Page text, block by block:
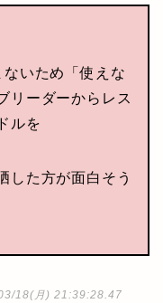
いため「使えな
リーダーからレス
ルを
した方が面白そう
18(月) 21:39:28.47